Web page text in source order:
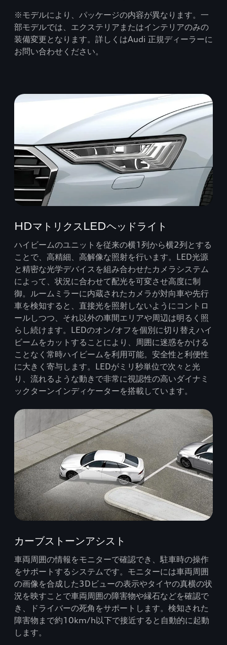
※モデルにより、パッケージの内容が異なります。一
部モデルでは、エクステリアまたはインテリアのみの
装備変更となります。詳しくはAudi 正規ディーラーに
お問い合わせください。
HDマトリクスLEDヘッドライト
ハイビームのユニットを従来の横1列から横2列とする
ことで、高精細、高解像な照射を行います。LED光源
と精密な光学デバイスを組み合わせたカメラシステム
によって、状況に合わせて配光を可変させ高度に制
御。ルームミラーに内蔵されたカメラが対向車や先行
車を検知すると、直接光を照射しないようにコントロ
ールしつつ、それ以外の車間エリアや周辺は明るく照
らし続けます。LEDのオン/オフを個別に切り替えハイ
ビームをカットすることにより、周囲に迷惑をかける
ことなく常時ハイビームを利用可能。安全性と利便性
に大きく寄与します。LEDがミリ秒単位で次々と光
り、流れるような動きで非常に視認性の高いダイナミ
ックターンインディケーターを搭載しています。
カーブストーンアシスト
車両周囲の情報をモニターで確認でき、駐車時の操作
をサポートするシステムです。モニターには車両周囲
の画像を合成した3Dビューの表示やタイヤの真横の状
況を映すことで車両周囲の障害物や縁石などを確認で
き、ドライバーの死角をサポートします。検知された
障害物まで約10km/h以下で接近すると自動的に起動
します。